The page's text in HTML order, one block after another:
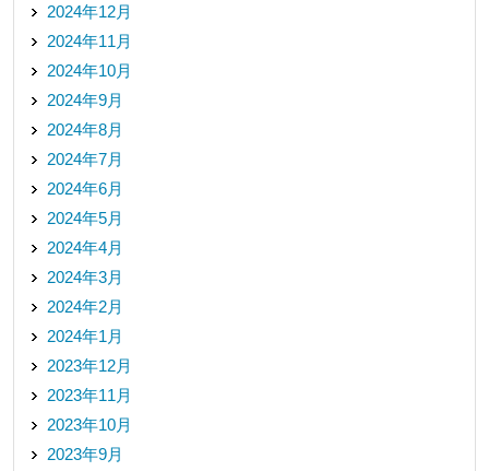
2024年12月
2024年11月
2024年10月
2024年9月
2024年8月
2024年7月
2024年6月
2024年5月
2024年4月
2024年3月
2024年2月
2024年1月
2023年12月
2023年11月
2023年10月
2023年9月